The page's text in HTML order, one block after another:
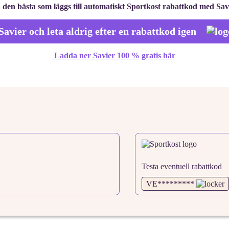
den bästa som läggs till automatiskt Sportkost rabattkod med
och leta aldrig efter en rabattkod igen
Ladda ner Savier 100 % gratis här
Testa eventuell rabattkod
VE*********